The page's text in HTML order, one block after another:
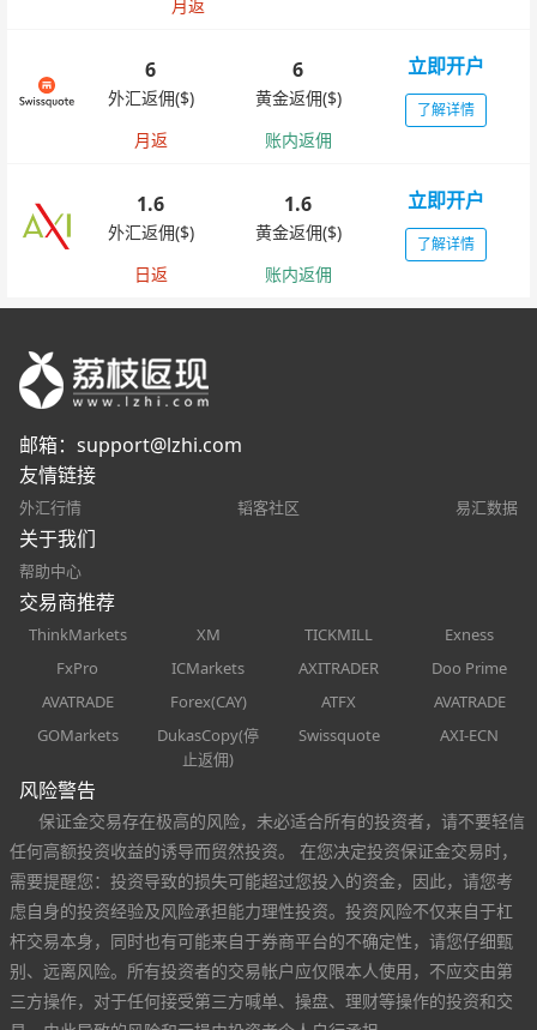
月返
6
外汇返佣($)
6
黄金返佣($)
立即开户
了解详情
月返 账内返佣
1.6
外汇返佣($)
1.6
黄金返佣($)
立即开户
了解详情
日返 账内返佣
邮箱： support@lzhi.com
友情链接
外汇行情 韬客社区 易汇数据
关于我们
帮助中心
交易商推荐
ThinkMarkets XM TICKMILL
Exness
FxPro
ICMarkets AXITRADER
Doo Prime
AVATRADE
Forex(CAY) ATFX
AVATRADE
GOMarkets
DukasCopy(停
止返佣)
Swissquote AXI-ECN
风险警告
保证金交易存在极高的风险，未必适合所有的投资者，请不要轻信
任何高额投资收益的诱导而贸然投资。 在您决定投资保证金交易时，
需要提醒您：投资导致的损失可能超过您投入的资金，因此，请您考
虑自身的投资经验及风险承担能力理性投资。投资风险不仅来自于杠
杆交易本身，同时也有可能来自于券商平台的不确定性，请您仔细甄
别、远离风险。所有投资者的交易帐户应仅限本人使用，不应交由第
三方操作，对于任何接受第三方喊单、操盘、理财等操作的投资和交